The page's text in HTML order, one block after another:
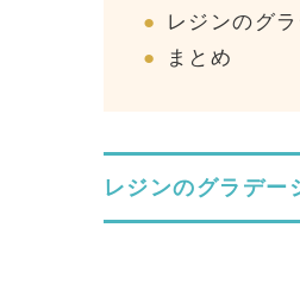
レジンのグ
まとめ
レジンのグラデー